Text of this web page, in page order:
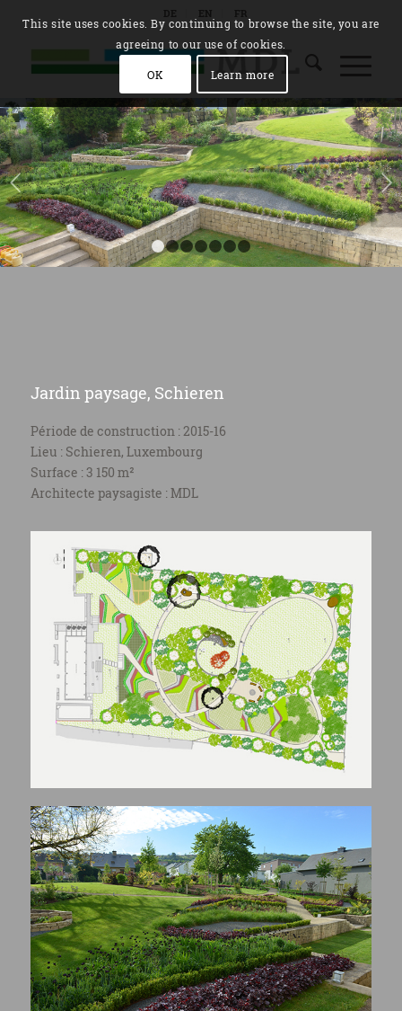
DE EN FR
Suivant
1 3 4 5 6 7
Jardin paysage, Schieren
Période de construction : 2015-16
Lieu : Schieren, Luxembourg
Surface : 3 150 m²
Architecte paysagiste : MDL
This site uses cookies. By continuing to browse the site, you are
agreeing to our use of cookies.
OK Learn more